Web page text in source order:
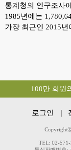
통계청의 인구조사
1985년에는
가장 최근인 2015
100만 회원
로그인
TEL: 02-571-